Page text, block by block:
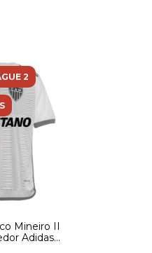
2
Mineiro II
Adidas